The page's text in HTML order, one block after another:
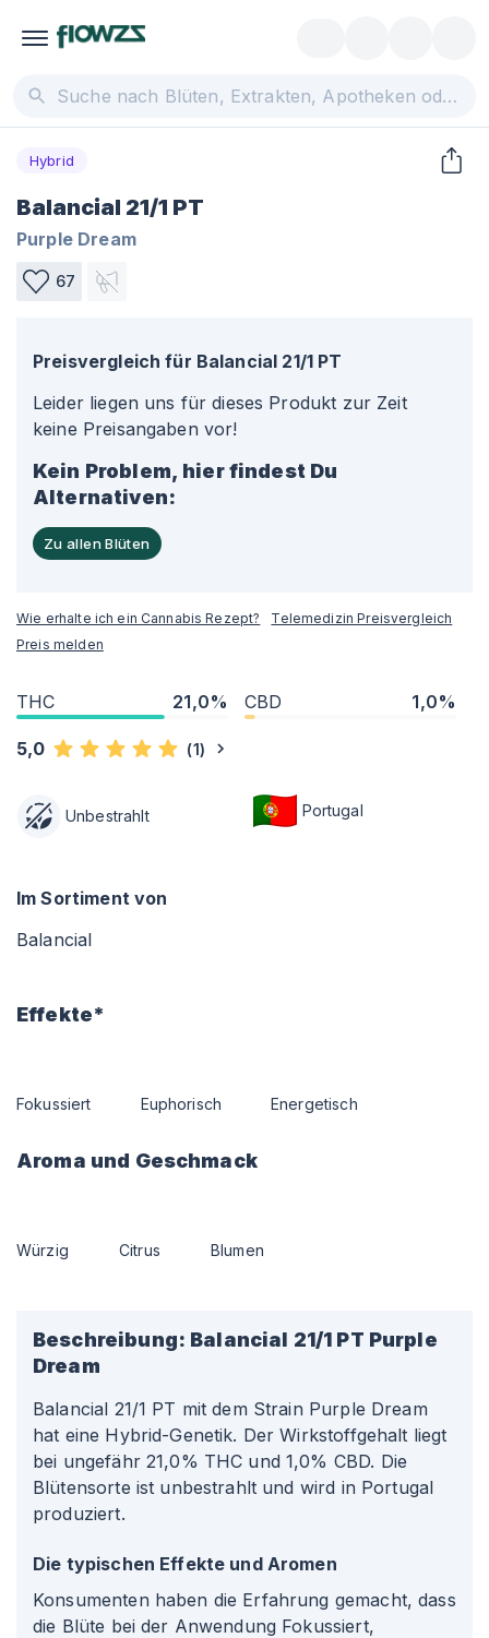
Hybrid
Balancial 21/1 PT
Purple Dream
67
Preisvergleich für Balancial 21/1 PT
Leider liegen uns für dieses Produkt zur Zeit
keine Preisangaben vor!
Kein Problem, hier findest Du
Alternativen:
Zu allen Blüten
Wie erhalte ich ein Cannabis Rezept?
Telemedizin Preisvergleich
Preis melden
THC 21,0% CBD 1,0%
5,0 (1)
Unbestrahlt Portugal
Im Sortiment von
Balancial
Effekte*
Fokussiert Euphorisch Energetisch
Aroma und Geschmack
Würzig Citrus Blumen
Beschreibung: Balancial 21/1 PT Purple
Dream
Balancial 21/1 PT mit dem Strain Purple Dream
hat eine Hybrid-Genetik. Der Wirkstoffgehalt liegt
bei ungefähr 21,0% THC und 1,0% CBD. Die
Blütensorte ist unbestrahlt und wird in Portugal
produziert.
Die typischen Effekte und Aromen
Konsumenten haben die Erfahrung gemacht, dass
die Blüte bei der Anwendung Fokussiert,